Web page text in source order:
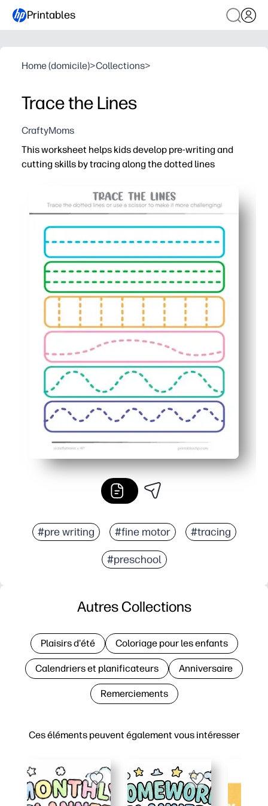
Printables
Home (domicile)>Collections>
Trace the Lines
CraftyMoms
This worksheet helps kids develop pre-writing and
cutting skills by tracing along the dotted lines
#pre writing #fine motor #tracing
#preschool
Ces éléments peuvent également vous intéresser
Autres Collections
Plaisirs d'été Coloriage pour les enfants
Calendriers et planificateurs Anniversaire
Remerciements